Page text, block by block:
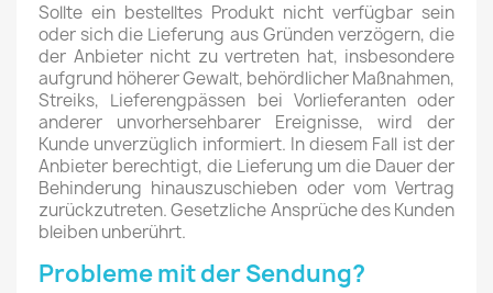
Sollte ein bestelltes Produkt nicht verfügbar sein
oder sich die Lieferung aus Gründen verzögern, die
der Anbieter nicht zu vertreten hat, insbesondere
aufgrund höherer Gewalt, behördlicher Maßnahmen,
Streiks, Lieferengpässen bei Vorlieferanten oder
anderer unvorhersehbarer Ereignisse, wird der
Kunde unverzüglich informiert. In diesem Fall ist der
Anbieter berechtigt, die Lieferung um die Dauer der
Behinderung hinauszuschieben oder vom Vertrag
zurückzutreten. Gesetzliche Ansprüche des Kunden
bleiben unberührt.
Probleme mit der Sendung?